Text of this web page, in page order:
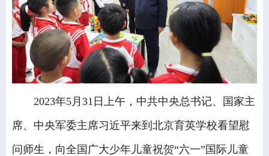
2023年5月31日上午，中共中央总书记、国家主
席、中央军委主席习近平来到北京育英学校看望慰
问师生，向全国广大少年儿童祝贺“六一”国际儿童